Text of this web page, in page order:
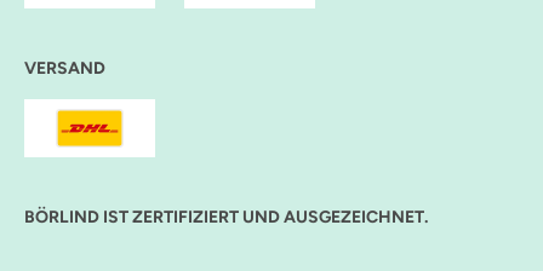
VERSAND
BÖRLIND IST ZERTIFIZIERT UND AUSGEZEICHNET.